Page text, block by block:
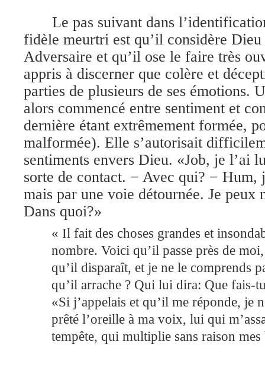
Le pas suivant dans
fidèle meurtri est qu’il considère Dieu
Adversaire et qu’il ose le faire très
appris à discerner que colère et
parties de plusieurs de ses émotions.
alors commencé entre sentiment et
dernière étant extrêmement formée,
malformée). Elle s’autorisait
sentiments envers Dieu. «Job, je l’ai
sorte de contact. − Avec qui? − Hum,
mais par une voie détournée. Je peux
Dans quoi?»
« Il fait des choses grandes et
nombre. Voici qu’il passe près de
qu’il disparaît, et je ne le comprends
qu’il arrache ? Qui lui dira: Que fais-
«Si j’appelais et qu’il me réponde, je
prêté l’oreille à ma voix, lui qui
tempête, qui multiplie sans raison